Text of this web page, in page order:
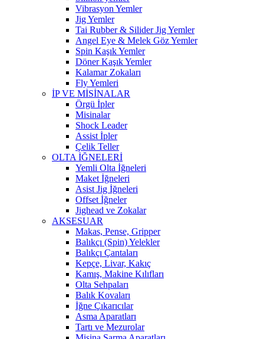
Vibrasyon Yemler
Jig Yemler
Tai Rubber & Silider Jig Yemler
Angel Eye & Melek Göz Yemler
Spin Kaşık Yemler
Döner Kaşık Yemler
Kalamar Zokaları
Fly Yemleri
İP VE MİSİNALAR
Örgü İpler
Misinalar
Shock Leader
Assist İpler
Çelik Teller
OLTA İĞNELERİ
Yemli Olta İğneleri
Maket İğneleri
Asist Jig İğneleri
Offset İğneler
Jighead ve Zokalar
AKSESUAR
Makas, Pense, Gripper
Balıkçı (Spin) Yelekler
Balıkçı Çantaları
Kepçe, Livar, Kakıç
Kamış, Makine Kılıfları
Olta Sehpaları
Balık Kovaları
İğne Çıkarıcılar
Asma Aparatları
Tartı ve Mezurolar